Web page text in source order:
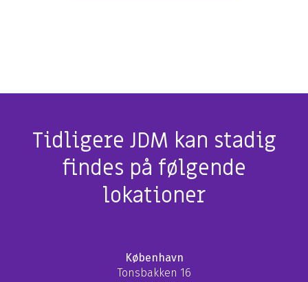
Tidligere JDM kan stadig
findes på følgende
lokationer
København
Tonsbakken 16